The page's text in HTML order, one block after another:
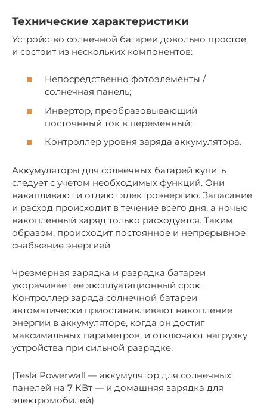
Технические характеристики
Устройство солнечной батареи довольно простое,
и состоит из нескольких компонентов:
Непосредственно фотоэлементы /
солнечная панель;
Инвертор, преобразовывающий
постоянный ток в переменный;
Контроллер уровня заряда аккумулятора.
Аккумуляторы для солнечных батарей купить
следует с учетом необходимых функций. Они
накапливают и отдают электроэнергию. Запасание
и расход происходит в течение всего дня, а ночью
накопленный заряд только расходуется. Таким
образом, происходит постоянное и непрерывное
снабжение энергией.
Чрезмерная зарядка и разрядка батареи
укорачивает ее эксплуатационный срок.
Контроллер заряда солнечной батареи
автоматически приостанавливают накопление
энергии в аккумуляторе, когда он достиг
максимальных параметров, и отключают нагрузку
устройства при сильной разрядке.
(Tesla Powerwall — аккумулятор для солнечных
панелей на 7 КВт — и домашняя зарядка для
электромобилей)